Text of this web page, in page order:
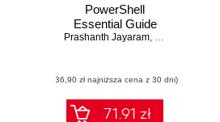
PowerShell
Essential Guide
Prashanth Jayaram, Rajendra Gupta
(36,90 zł najniższa cena z 30 dni)
71.91 zł